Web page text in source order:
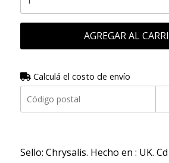
AGREGAR AL
Calculá el costo de envío
Sello: Chrysalis. Hecho en : UK.